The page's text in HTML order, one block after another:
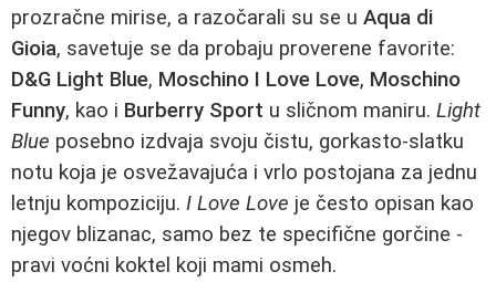
prozračne mirise, a razočarali su se u Aqua di
Gioia, savetuje se da probaju proverene favorite:
D&G Light Blue, Moschino I Love Love, Moschino
Funny, kao i Burberry Sport u sličnom maniru. Light
Blue posebno izdvaja svoju čistu, gorkasto-slatku
notu koja je osvežavajuća i vrlo postojana za jednu
letnju kompoziciju. I Love Love je često opisan kao
njegov blizanac, samo bez te specifične gorčine -
pravi voćni koktel koji mami osmeh.